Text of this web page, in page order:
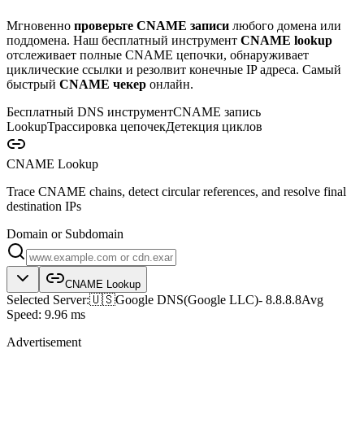
Мгновенно проверьте CNAME записи любого домена или
поддомена. Наш бесплатный инструмент CNAME lookup
отслеживает полные CNAME цепочки, обнаруживает
циклические ссылки и резолвит конечные IP адреса. Самый
быстрый CNAME чекер онлайн.
Бесплатный DNS инструментCNAME запись
LookupТрассировка цепочекДетекция циклов
CNAME Lookup
Trace CNAME chains, detect circular references, and resolve final
destination IPs
Domain or Subdomain
CNAME Lookup
Selected Server:🇺🇸Google DNS(Google LLC)- 8.8.8.8Avg
Speed: 9.96 ms
Advertisement